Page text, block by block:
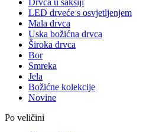
Drvca u saksiji
LED drveće s osvjetljenjem
Mala drvca
Uska božićna drvca
Široka drvca
Bor
Smreka
Jela
Božićne kolekcije
Novine
Po veličini